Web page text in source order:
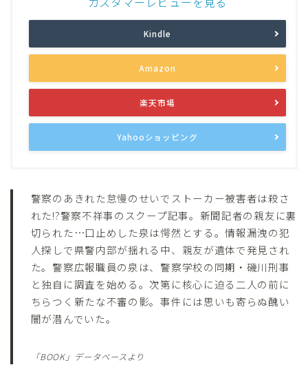
Kindle
Amazon
楽天市場
Yahooショッピング
警察のあきれた怠慢のせいでストーカー被害者は殺さ
れた!?警察不祥事のスクープ記事。新聞記者の親友に裏
切られた…口止めした泉は愕然とする。情報漏洩の犯
人探しで県警内部が揺れる中、親友が遺体で発見され
た。警察広報職員の泉は、警察学校の同期・磯川刑事
と独自に調査を始める。次第に核心に迫る二人の前に
ちらつく新たな不審の影。事件には思いも寄らぬ醜い
闇が潜んでいた。
「BOOK」データベースより